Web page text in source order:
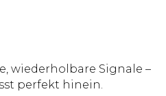
wiederholbare Signale –
perfekt hinein.